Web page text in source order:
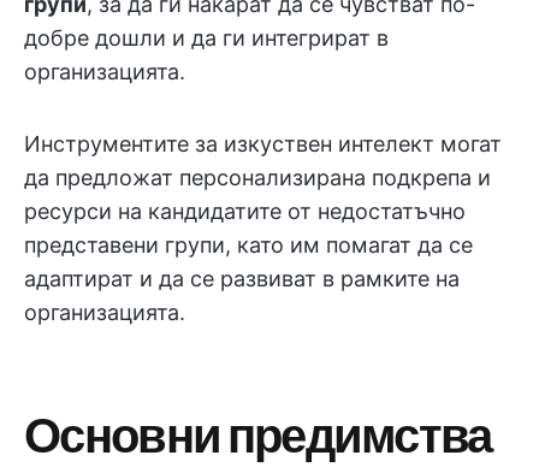
добре дошли и да ги интегрират в
организацията.
Инструментите за изкуствен интелект могат
да предложат персонализирана подкрепа и
ресурси на кандидатите от недостатъчно
представени групи, като им помагат да се
адаптират и да се развиват в рамките на
организацията.
Основни предимства